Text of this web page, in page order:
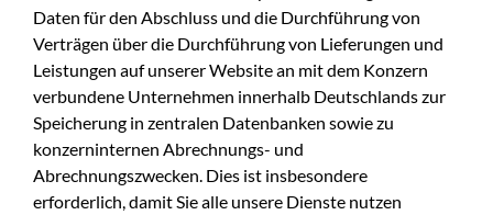
Daten für den Abschluss und die Durchführung von
Verträgen über die Durchführung von Lieferungen und
Leistungen auf unserer Website an mit dem Konzern
verbundene Unternehmen innerhalb Deutschlands zur
Speicherung in zentralen Datenbanken sowie zu
konzerninternen Abrechnungs- und
Abrechnungszwecken. Dies ist insbesondere
erforderlich, damit Sie alle unsere Dienste nutzen